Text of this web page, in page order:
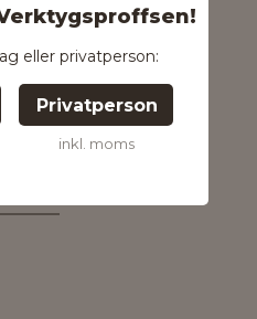
eller privatperson:
Privatperson
inkl. moms
mm
minut